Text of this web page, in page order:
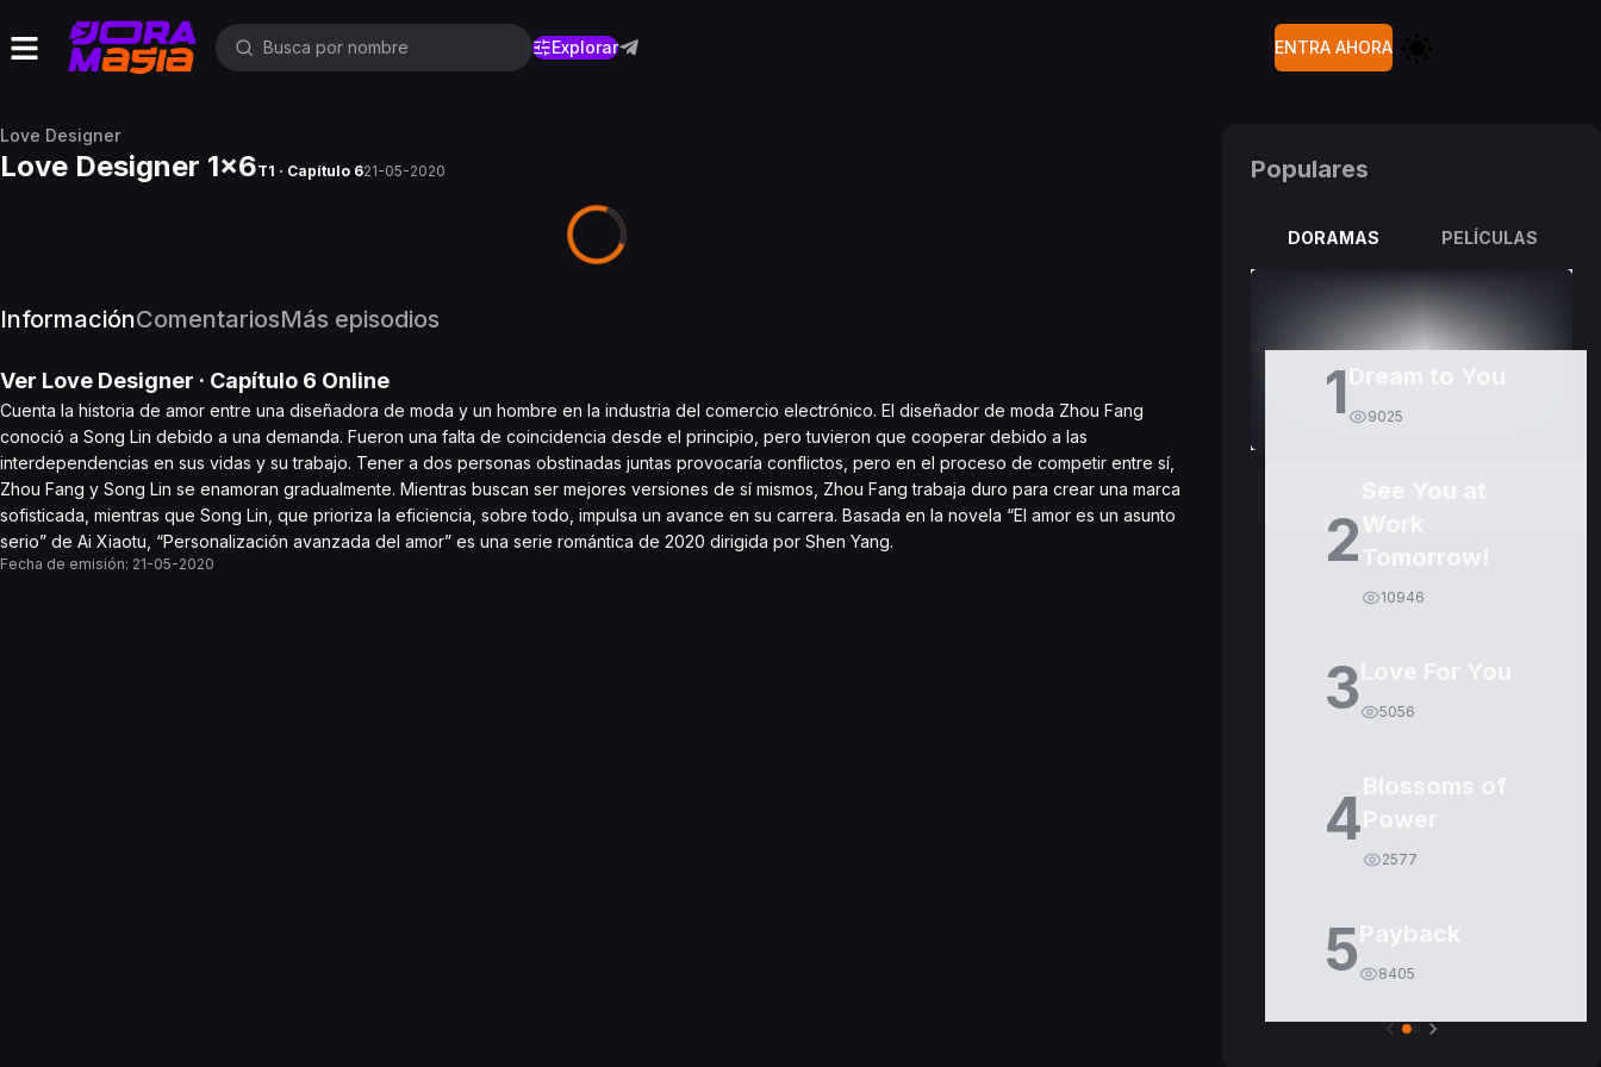
Explorar ENTRA AHORA
Love Designer
Love Designer 1x6T1 · Capítulo 621-05-2020
InformaciónComentariosMás episodios
Ver Love Designer · Capítulo 6 Online
Cuenta la historia de amor entre una diseñadora de moda y un hombre en la industria del comercio electrónico. El diseñador de moda Zhou Fang
conoció a Song Lin debido a una demanda. Fueron una falta de coincidencia desde el principio, pero tuvieron que cooperar debido a las
interdependencias en sus vidas y su trabajo. Tener a dos personas obstinadas juntas provocaría conflictos, pero en el proceso de competir entre sí,
Zhou Fang y Song Lin se enamoran gradualmente. Mientras buscan ser mejores versiones de sí mismos, Zhou Fang trabaja duro para crear una marca
sofisticada, mientras que Song Lin, que prioriza la eficiencia, sobre todo, impulsa un avance en su carrera. Basada en la novela “El amor es un asunto
serio” de Ai Xiaotu, “Personalización avanzada del amor” es una serie romántica de 2020 dirigida por Shen Yang.
Fecha de emisión: 21-05-2020
Populares
DORAMAS PELÍCULAS
1 9025
2Work
Tomorrow!
10946
3Love For You
5056
4Blossoms of
Power
2577
5Payback
8405